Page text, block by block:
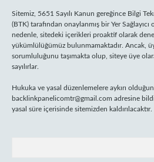
Sitemiz, 5651 Sayılı Kanun gereğince Bilgi
(BTK) tarafından onaylanmış bir Yer
nedenle, sitedeki içerikleri proaktif olarak
yükümlülüğümüz bulunmamaktadır. Ancak,
sorumluluğunu taşımakta olup, siteye üye
sayılırlar.
Hukuka ve yasal düzenlemelere aykırı
backlinkpanelicomtr@gmail.com adresine
yasal süre içerisinde sitemizden kaldırılacaktır.